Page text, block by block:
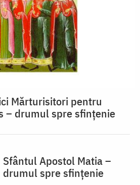
Mărturisitori pentru
– drumul spre sfințenie
Sfântul Apostol Matia –
drumul spre sfințenie